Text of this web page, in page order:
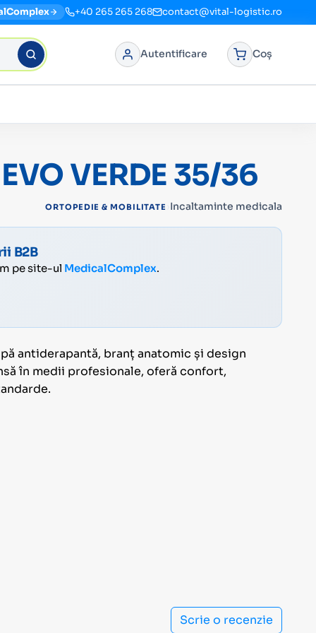
+40 265 265 268 contact@vital-logistic.ro
Autentificare Coș
VERDE 35/36
ORTOPEDIE & MOBILITATE Incaltaminte medicala
B2B
pe site-ul MedicalComplex.
antiderapantă, branț anatomic și design
în medii profesionale, oferă confort,
Scrie o recenzie